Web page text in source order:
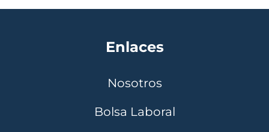
Enlaces
Nosotros
Bolsa Laboral